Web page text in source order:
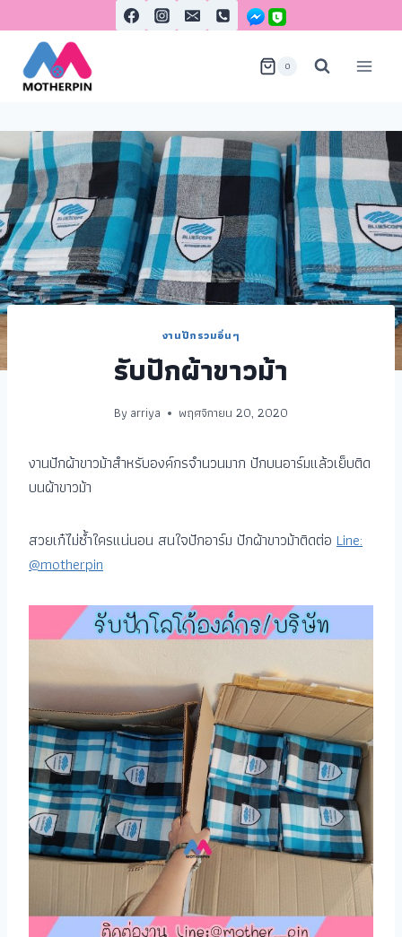
0
งานปักรวมอื่นๆ
รับปักผ้าขาวม้า
Byarriya พฤศจิกายน 20, 2020
งานปักผ้าขาวม้าสำหรับองค์กรจำนวนมาก ปักบนอาร์มแล้วเย็บติด
บนผ้าขาวม้า
สวยเก๋ไม่ซ้ำใครแน่นอน สนใจปักอาร์ม ปักผ้าขาวม้าติดต่อ Line:
@motherpin